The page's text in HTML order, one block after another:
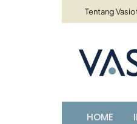
Tentang
HOME